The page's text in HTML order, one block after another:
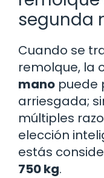
segunda
Cuando se
remolque, la
mano puede
arriesgada;
múltiples
elección
estás
750 kg.